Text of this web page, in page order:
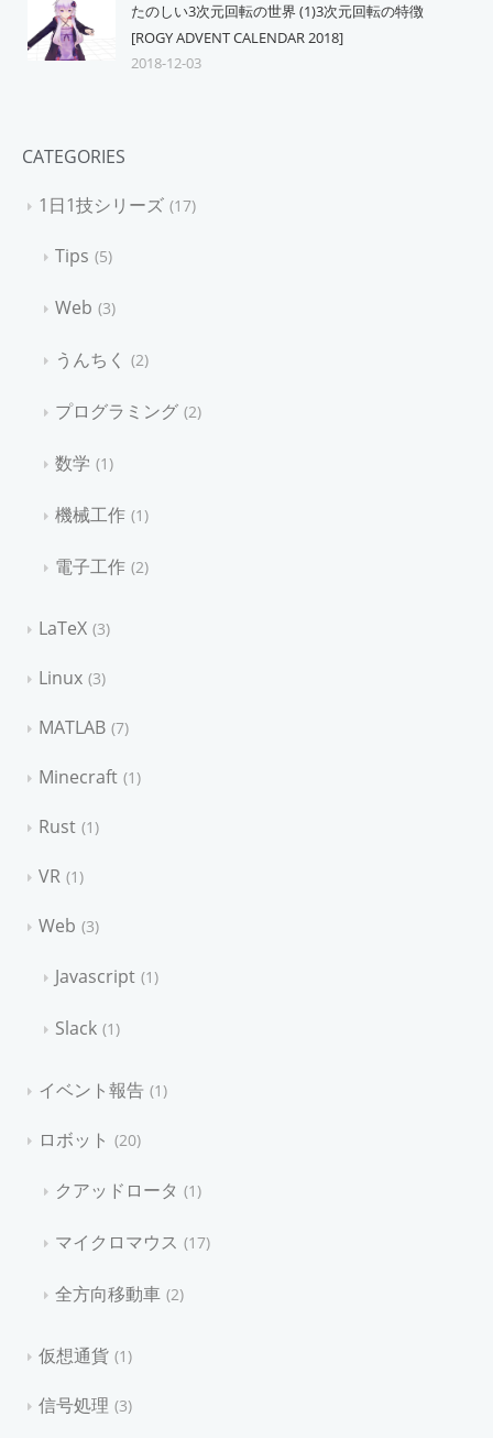
たのしい3次元回転の世界 (1)3次元回転の特徴
[ROGY ADVENT CALENDAR 2018]
2018-12-03
CATEGORIES
1日1技シリーズ 17
Tips 5
Web 3
うんちく 2
プログラミング 2
数学 1
機械工作 1
電子工作 2
LaTeX 3
Linux 3
MATLAB 7
Minecraft 1
Rust 1
VR 1
Web 3
Javascript 1
Slack 1
イベント報告 1
ロボット 20
クアッドロータ 1
マイクロマウス 17
全方向移動車 2
仮想通貨 1
信号処理 3